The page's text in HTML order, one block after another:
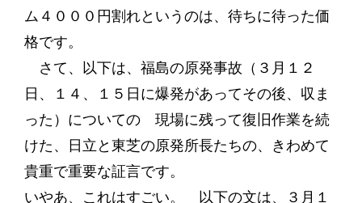
ム４０００円割れというのは、待ちに待った価
格です。
さて、以下は、福島の原発事故（３月１２
日、１４、１５日に爆発があってその後、収ま
った）についての 現場に残って復旧作業を続
けた、日立と東芝の原発所長たちの、きわめて
貴重で重要な証言です。
いやあ、これはすごい。 以下の文は、３月１